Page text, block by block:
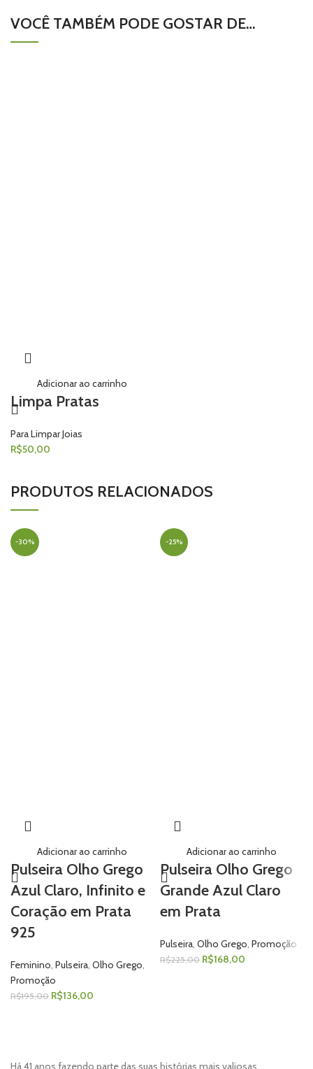
VOCÊ TAMBÉM PODE GOSTAR DE…
Adicionar ao carrinho
Limpa Pratas
Para Limpar Joias
R$50,00
PRODUTOS RELACIONADOS
-30%
Adicionar ao carrinho
Pulseira Olho Grego
Azul Claro, Infinito e
Coração em Prata
925
Feminino, Pulseira, Olho Grego,
Promoção
R$195,00 R$136,00
-25%
Adicionar ao carrinho
Pulseira Olho Grego
Grande Azul Claro
em Prata
Pulseira, Olho Grego, Promoção
R$225,00 R$168,00
Há 41 anos fazendo parte das suas histórias mais valiosas.